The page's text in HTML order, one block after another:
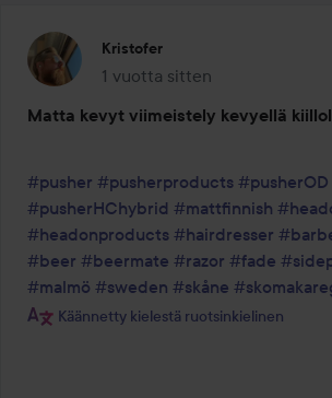
Kristofer
1 vuotta sitten
Viesti luotiin 1 vuotta sitten
Matta kevyt viimeistely kevyellä
#pusher #pusherproducts #pusherOD
#pusherHChybrid #mattfinnish
#headonproducts #hairdresser
#beer #beermate #razor #fade
#malmö #sweden #skåne
Käännetty kielestä ruotsinkielinen